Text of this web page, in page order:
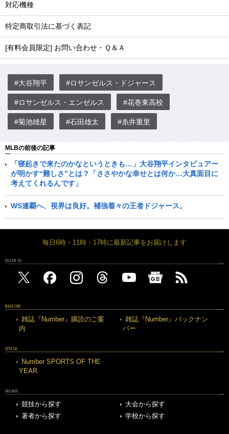
対応機種
特定商取引法に基づく表記
[有料会員限定] お問い合わせ・Ｑ＆Ａ
#大谷翔平 #ロサンゼルス・ドジャース
#ロサンゼルス・エンゼルス #花巻東高校
#菊池雄星 #石田雄太 #糸井重里
MLBの前後の記事
「寝起きで来たのかなというときも…」大谷翔平インタビュアー
が明かす“難しさ”とは？「ささやかな幸せとは何か…大真面目に
考えてくれるんです」
WS連覇へ、視界は良好。補強着々の王者ドジャース。
毎日6時・11時・17時に最新記事をお届けします
FOLLOW US
MAGAZINE
雑誌『Number』購読のご案
内
雑誌『Number』バックナン
バー
SPECIAL
Number SPORTS OF THE
YEAR
ARCHIVE
競技から探す
大会から探す
著者から探す
学校から探す